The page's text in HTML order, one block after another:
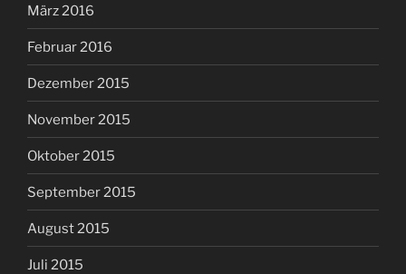
März 2016
Februar 2016
Dezember 2015
November 2015
Oktober 2015
September 2015
August 2015
Juli 2015